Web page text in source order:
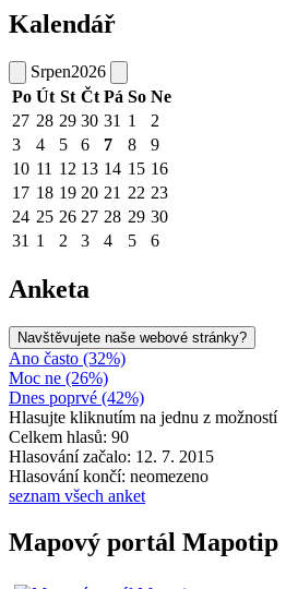
Kalendář
Srpen2026
Po Út St Čt Pá So Ne
27 28 29 30 31 1
2
3
4 5 6 7 8
9
10 11 12 13 14 15 16
17 18 19 20 21 22 23
24 25 26 27 28 29 30
31 1 2 3 4 5 6
Anketa
Navštěvujete naše webové stránky?
Ano často (32%)
Moc ne (26%)
Dnes poprvé (42%)
Hlasujte kliknutím na jednu z možností
Celkem hlasů: 90
Hlasování začalo: 12. 7. 2015
Hlasování končí: neomezeno
seznam všech anket
Mapový portál Mapotip